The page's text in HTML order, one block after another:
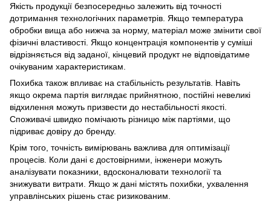
Якість продукції безпосередньо залежить від точності
дотримання технологічних параметрів. Якщо температура
обробки вища або нижча за норму, матеріал може змінити свої
фізичні властивості. Якщо концентрація компонентів у суміші
відрізняється від заданої, кінцевий продукт не відповідатиме
очікуваним характеристикам.
Похибка також впливає на стабільність результатів. Навіть
якщо окрема партія виглядає прийнятною, постійні невеликі
відхилення можуть призвести до нестабільності якості.
Споживачі швидко помічають різницю між партіями, що
підриває довіру до бренду.
Крім того, точність вимірювань важлива для оптимізації
процесів. Коли дані є достовірними, інженери можуть
аналізувати показники, вдосконалювати технології та
знижувати витрати. Якщо ж дані містять похибки, ухвалення
управлінських рішень стає ризикованим.